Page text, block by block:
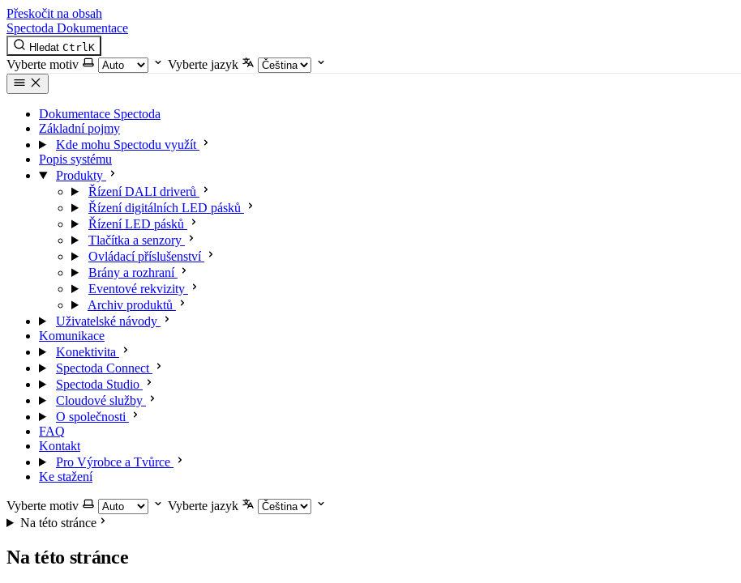
Přeskočit na obsah
Spectoda Dokumentace
Hledat CtrlK
Vyberte motiv Vyberte jazyk
Dokumentace Spectoda
Základní pojmy
Kde mohu Spectodu využít
Popis systému
Produkty
Řízení DALI driverů
Řízení digitálních LED pásků
Řízení LED pásků
Tlačítka a senzory
Ovládací příslušenství
Brány a rozhraní
Eventové rekvizity
Archiv produktů
Uživatelské návody
Komunikace
Konektivita
Spectoda Connect
Spectoda Studio
Cloudové služby
O společnosti
FAQ
Kontakt
Pro Výrobce a Tvůrce
Ke stažení
Vyberte motiv
Vyberte jazyk
Na této stránce
Na této stránce